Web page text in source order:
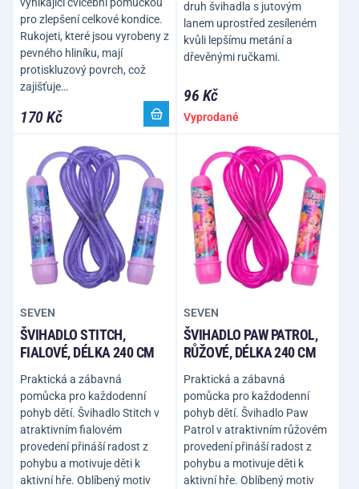
pro zlepšení celkové kondice.
Rukojeti, které jsou vyrobeny z
pevného hliníku, mají
protiskluzový povrch, což
zajišťuje…
170 Kč
druh švihadla s jutovým
lanem uprostřed zesíleném
kvůli lepšímu metání a
dřevěnými ručkami.
96 Kč
Vyprodané
SEVEN
ŠVIHADLO STITCH,
FIALOVÉ, DÉLKA 240 CM
Praktická a zábavná
pomůcka pro každodenní
pohyb dětí. Švihadlo Stitch v
atraktivním fialovém
provedení přináší radost z
pohybu a motivuje děti k
aktivní hře. Oblíbený motiv
SEVEN
ŠVIHADLO PAW PATROL,
RŮŽOVÉ, DÉLKA 240 CM
Praktická a zábavná
pomůcka pro každodenní
pohyb dětí. Švihadlo Paw
Patrol v atraktivním růžovém
provedení přináší radost z
pohybu a motivuje děti k
aktivní hře. Oblíbený motiv